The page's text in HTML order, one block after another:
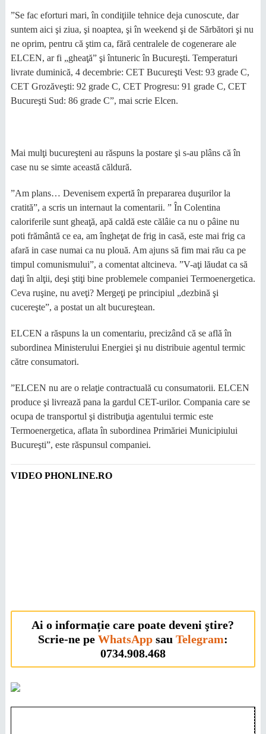
”Se fac eforturi mari, în condiţiile tehnice deja cunoscute, dar
suntem aici şi ziua, şi noaptea, şi în weekend şi de Sărbători şi nu
ne oprim, pentru că ştim ca, fără centralele de cogenerare ale
ELCEN, ar fi „gheaţă” şi întuneric în Bucureşti. Temperaturi
livrate duminică, 4 decembrie: CET Bucureşti Vest: 93 grade C,
CET Grozăveşti: 92 grade C, CET Progresu: 91 grade C, CET
Bucureşti Sud: 86 grade C”, mai scrie Elcen.
Mai mulţi bucureşteni au răspuns la postare şi s-au plâns că în
case nu se simte această căldură.
”Am plans… Devenisem expertă în prepararea duşurilor la
cratită”, a scris un internaut la comentarii. ” În Colentina
caloriferile sunt gheaţă, apă caldă este călâie ca nu o pâine nu
poti frământă ce ea, am îngheţat de frig in casă, este mai frig ca
afară in case numai ca nu plouă. Am ajuns să fim mai rău ca pe
timpul comunismului”, a comentat altcineva. ”V-aţi lăudat ca să
daţi în alţii, deşi ştiţi bine problemele companiei Termoenergetica.
Ceva ruşine, nu aveţi? Mergeţi pe principiul „dezbină şi
cucereşte”, a postat un alt bucureştean.
ELCEN a răspuns la un comentariu, precizând că se află în
subordinea Ministerului Energiei şi nu distribuie agentul termic
către consumatori.
”ELCEN nu are o relaţie contractuală cu consumatorii. ELCEN
produce şi livrează pana la gardul CET-urilor. Compania care se
ocupa de transportul şi distribuţia agentului termic este
Termoenergetica, aflata în subordinea Primăriei Municipiului
Bucureşti”, este răspunsul companiei.
VIDEO PHONLINE.RO
Ai o informație care poate deveni ştire?
Scrie-ne pe WhatsAppsau Telegram:
0734.908.468